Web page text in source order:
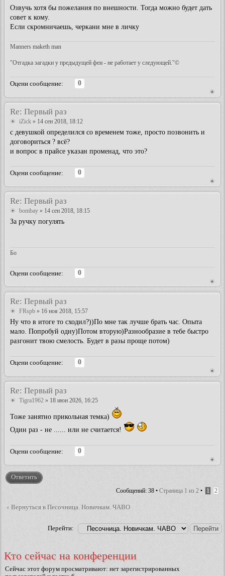
Озвучь хотя бы пожелания по внешности. Тогда можно будет дать
совет к кому.
Если скромничаешь, черкани мне в личку
Manners maketh man
"Отгадка загадки у предыдущей феи - не работает у следующей."©
Оцени сообщение:
0
Re: Первый раз
iZick » 14 сен 2018, 18:12
с девушкой определился со временем тоже, просто позвонить и
договориться ? всё?
и вопрос в прайсе указан променад, что это?
Оцени сообщение:
0
Re: Первый раз
bombay » 14 сен 2018, 18:15
За ручку погулять
Бо
Оцени сообщение:
0
Re: Первый раз
FRspb » 16 ноя 2018, 15:57
Ну что в итоге то сходил?))По мне так лучше брать час. Опыта
мало. Попробуй одну)Потом вторую)Разнообразие в тебе быстро
разгонит твою смелость. Будет в разы проще потом)
Оцени сообщение:
0
Re: Первый раз
Tigra1962 » 18 июн 2026, 16:25
Тоже занятно прикольная темка)
Один раз - не ...... или не считается!
Оцени сообщение:
0
Ответить
Сообщений: 38 • Страница 1 из 2 • 1 2
Вернуться в Песочница. Новичкам. ЧАВО
Перейти:
Кто сейчас на конференции
Сейчас этот форум просматривают: нет зарегистрированных